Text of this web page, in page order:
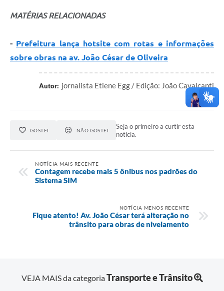
MATÉRIAS RELACIONADAS
- Prefeitura lança hotsite com rotas e informações
sobre obras na av. João César de Oliveira
Autor: jornalista Etiene Egg / Edição: João Cavalcanti
GOSTEI NÃO GOSTEI
Seja o primeiro a curtir esta
notícia.
NOTÍCIA MAIS RECENTE
Contagem recebe mais 5 ônibus nos padrões do
Sistema SIM
NOTÍCIA MENOS RECENTE
Fique atento! Av. João César terá alteração no
trânsito para obras de nivelamento
VEJA MAIS da categoriaTransporte e Trânsito